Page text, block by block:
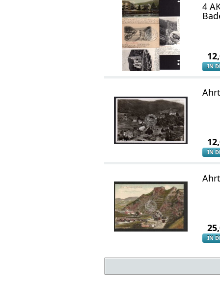
4
IN
IN
IN